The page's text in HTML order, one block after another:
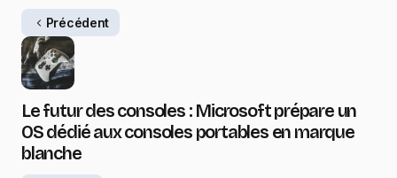
Précédent
Le futur des consoles : Microsoft prépare un
OS dédié aux consoles portables en marque
blanche